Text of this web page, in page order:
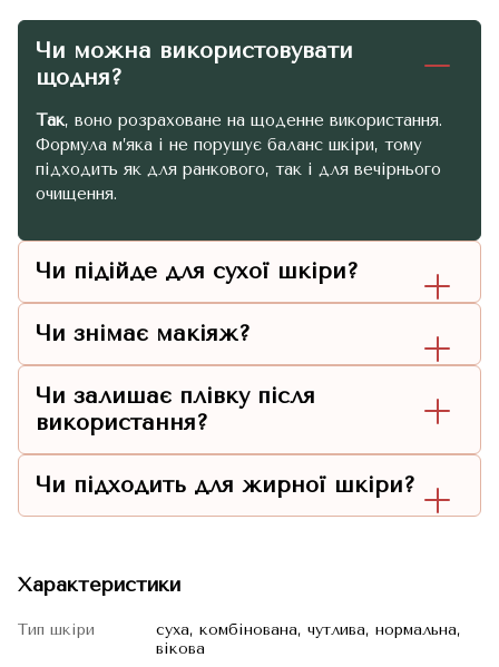
Чи можна використовувати
щодня?
Так, воно розраховане на щоденне використання.
Формула м’яка і не порушує баланс шкіри, тому
підходить як для ранкового, так і для вечірнього
очищення.
Чи підійде для сухої шкіри?
Чи знімає макіяж?
Чи залишає плівку після
використання?
Чи підходить для жирної шкіри?
Характеристики
Тип шкіри
суха, комбінована, чутлива, нормальна,
вікова